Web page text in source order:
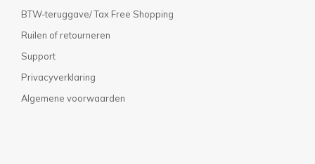
BTW-teruggave/ Tax Free Shopping
Ruilen of retourneren
Support
Privacyverklaring
Algemene voorwaarden